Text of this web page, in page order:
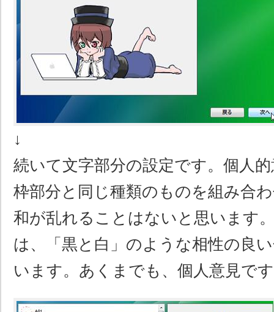
↓
続いて文字部分の設定です。個人
枠部分と同じ種類のものを組み合
和が乱れることはないと思います
は、「黒と白」のような相性の良
います。あくまでも、個人意見で